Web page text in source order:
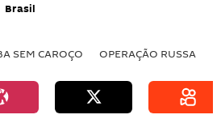
Brasil
SEM CAROÇO OPERAÇÃO RUSSA